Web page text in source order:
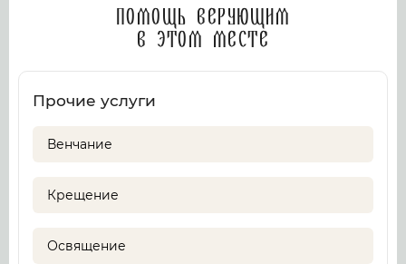
Помощь верующим
в этом месте
Прочие услуги
Венчание
Крещение
Освящение